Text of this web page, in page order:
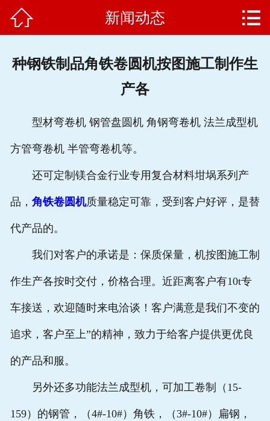
企业文化
售后服务
 新闻动态 
种钢铁制品角铁卷圆机按图施工制作生
产各
型材弯卷机 钢管盘圆机 角钢弯卷机 法兰成型机
方管弯卷机 半管弯卷机等。
还可定制镁合金行业专用复合材料坩埚系列产
品， 角铁卷圆机质量稳定可靠，受到客户好评，是替
代产品的。
我们对客户的承诺是：保质保量，机按图施工制
作生产各按时交付，价格合理。近距离客户有10t专
车接送，欢迎随时来电洽谈！客户满意是我们不变的
追求，客户至上”的精神，致力于给客户提供更优良
的产品和服。
另外还多功能法兰成型机，可加工卷制（15-
159）的钢管，（4#-10#）角铁，（3#-10#）扁钢，